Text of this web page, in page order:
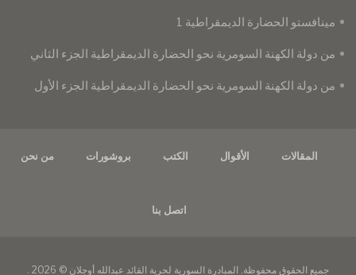
مينافستو الحضارة الديمقراطية 1
من دولة الكهنة السومرية نحو الحضارة الديمقراطية الجزء الثاني
من دولة الكهنة السومرية نحو الحضارة الديمقراطية الجزء الأول
المقالات الأقوال الكتب بروشورات من نحن
اتصل بنا
جميع الحقوق محفوظة. المبادرة السورية لحرية القائد عبدالله أوجلان © 2026 .